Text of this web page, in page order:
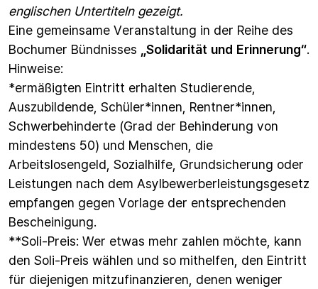
englischen Untertiteln gezeigt.
Eine gemeinsame Veranstaltung in der Reihe des
Bochumer Bündnisses „Solidarität und Erinnerung“.
Hinweise:
*ermäßigten Eintritt erhalten Studierende,
Auszubildende, Schüler*innen, Rentner*innen,
Schwerbehinderte (Grad der Behinderung von
mindestens 50) und Menschen, die
Arbeitslosengeld, Sozialhilfe, Grundsicherung oder
Leistungen nach dem Asylbewerberleistungsgesetz
empfangen gegen Vorlage der entsprechenden
Bescheinigung.
**Soli-Preis: Wer etwas mehr zahlen möchte, kann
den Soli-Preis wählen und so mithelfen, den Eintritt
für diejenigen mitzufinanzieren, denen weniger